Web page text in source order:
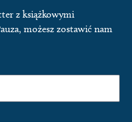
z książkowymi
możesz zostawić nam